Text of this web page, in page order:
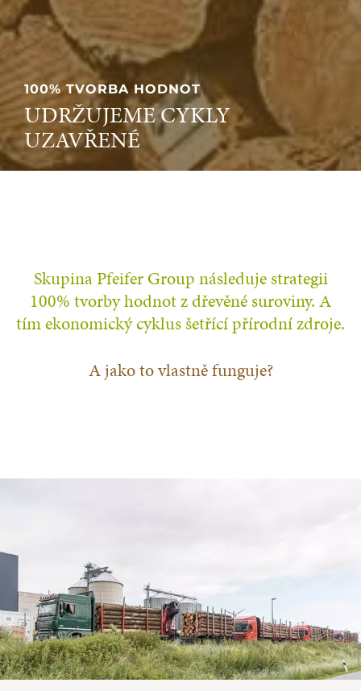
100% TVORBA HODNOT
UDRŽUJEME CYKLY
UZAVŘENÉ
Skupina Pfeifer Group následuje strategii
100% tvorby hodnot z dřevěné suroviny. A
tím ekonomický cyklus šetřící přírodní zdroje.
A jako to vlastně funguje?